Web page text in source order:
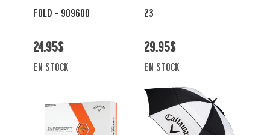
FOLD - 909600
24,95$
en stock
23
29,95$
en stock